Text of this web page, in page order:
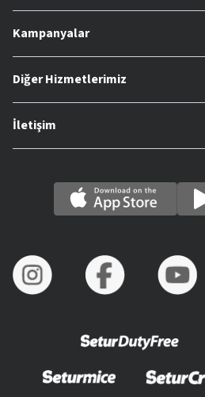
Kampanyalar
Diğer Hizmetlerimiz
İletişim